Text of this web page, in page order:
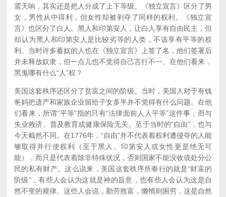
震天响，其实还是把人分成了上下等级。《独立宣言》区分了男
女，男性从中得利，但女性却被剥夺了同样的权利。《独立宣
言》也区分了白人、黑人和印第安人，让白人享有自由民主，但
却认为黑人和印第安人是比较劣等的人类，不该享有平等的权
利。当时许多蓄奴的人也在《独立宣言》上签了名，他们签署后
并未释放奴隶，但一点儿也不觉得自己言行不一。在他们看来，
黑鬼哪有什么“人”权？
美国这套秩序还区分了贫富之间的阶级。当时，美国人对于有钱
爸妈把遗产和家族企业留给子女多半并不觉得有什么问题。在他
们看来，所谓“平等”指的只有“法律面前人人平等”这件事，而与
失业救济、普及教育或健康保险无关。至于当时的“自由”，也与
今天截然不同。在1776年，“自由”并不代表着权利遭侵夺的人能
够取得并行使权利（至于黑人、印第安人或女性更是绝无可
能），而只是代表着除非特殊状况，否则国家不能没收或处分公
民的私有财产。这么说来，美国这套秩序所奉行的就是“财富的
阶级”，有些人会认为这就是神的旨意，也有些人会认为这是自
然不变的规律。这些人会说，勤劳致富，懒惰则困穷，这是自然